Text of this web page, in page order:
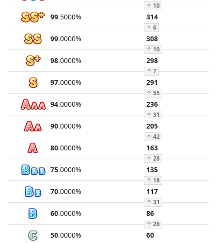
↑ 10
99.5000% 314
↑ 6
99.0000% 308
↑ 10
98.0000% 298
↑ 7
97.0000% 291
↑ 55
94.0000% 236
↑ 31
90.0000% 205
↑ 42
80.0000% 163
↑ 28
75.0000% 135
↑ 18
70.0000% 117
↑ 31
60.0000% 86
↑ 26
50.0000% 60